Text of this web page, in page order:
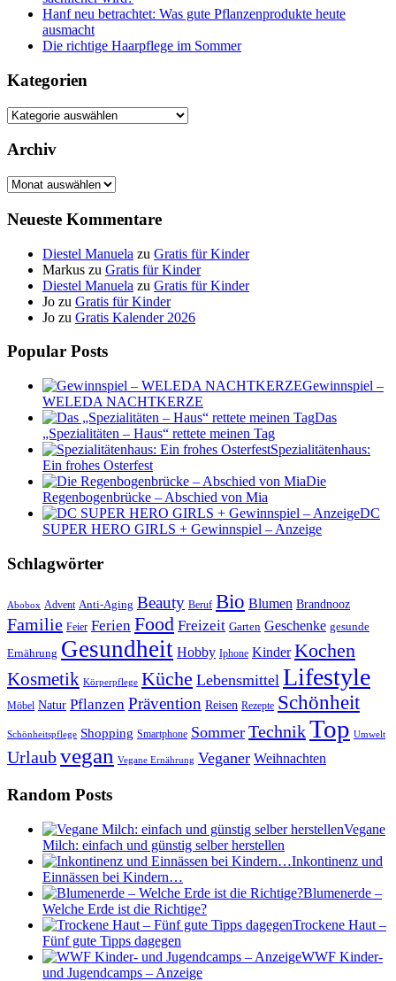
Hanf neu betrachtet: Was gute Pflanzenprodukte heute
ausmacht
Die richtige Haarpflege im Sommer
Kategorien
Kategorien
Archiv
Archiv
Neueste Kommentare
Diestel Manuela zu Gratis für Kinder
Markus zu Gratis für Kinder
Diestel Manuela zu Gratis für Kinder
Jo zu Gratis für Kinder
Jo zu Gratis Kalender 2026
Popular Posts
Gewinnspiel –
WELEDA NACHTKERZE
Das
„Spezialitäten – Haus“ rettete meinen Tag
Spezialitätenhaus:
Ein frohes Osterfest
Die
Regenbogenbrücke – Abschied von Mia
DC
SUPER HERO GIRLS + Gewinnspiel – Anzeige
Schlagwörter
Abobox Advent Anti-Aging Beauty Beruf Bio Blumen Brandnooz
Familie Feier Ferien Food Freizeit Garten Geschenke gesunde
Ernährung Gesundheit Hobby Iphone Kinder Kochen
Kosmetik Körperpflege Küche Lebensmittel Lifestyle
Möbel Natur Pflanzen Prävention Reisen Rezepte Schönheit
Schönheitspflege Shopping Smartphone Sommer TechnikTop Umwelt
Urlaubvegan Vegane Ernährung Veganer Weihnachten
Random Posts
Vegane
Milch: einfach und günstig selber herstellen
Inkontinenz und
Einnässen bei Kindern…
Blumenerde –
Welche Erde ist die Richtige?
Trockene Haut –
Fünf gute Tipps dagegen
WWF Kinder-
und Jugendcamps – Anzeige